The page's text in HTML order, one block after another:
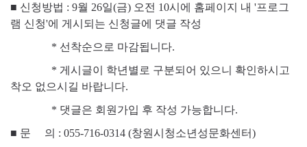
■ 신청방법 : 9월 26일(금) 오전 10시에 홈페이지 내 '프로그
램 신청'에 게시되는 신청글에 댓글 작성
* 선착순으로 마감됩니다.
* 게시글이 학년별로 구분되어 있으니 확인하시고
착오 없으시길 바랍니다.
* 댓글은 회원가입 후 작성 가능합니다.
■ 문 의 : 055-716-0314 (창원시청소년성문화센터)